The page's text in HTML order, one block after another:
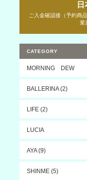
ご入金確認後（予約商
業
CATEGORY
MORNING DEW
BALLERINA (2)
LIFE (2)
LUCIA
AYA (9)
SHINME (5)